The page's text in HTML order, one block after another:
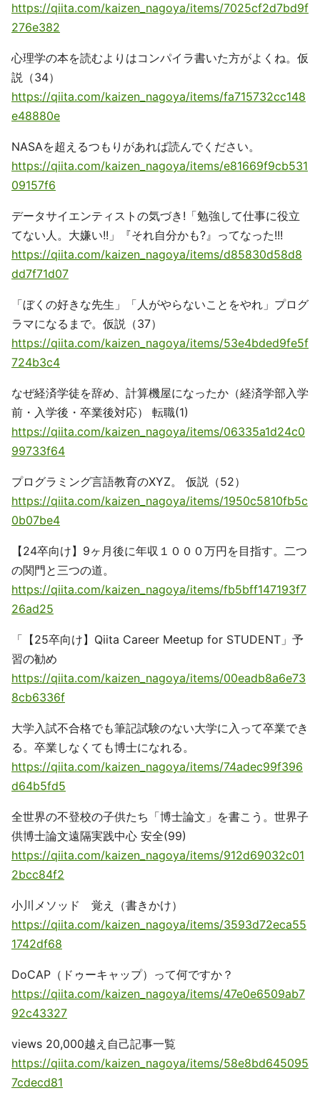
https://qiita.com/kaizen_nagoya/items/7025cf2d7bd9f
276e382
心理学の本を読むよりはコンパイラ書いた方がよくね。仮
説（34）
https://qiita.com/kaizen_nagoya/items/fa715732cc148
e48880e
NASAを超えるつもりがあれば読んでください。
https://qiita.com/kaizen_nagoya/items/e81669f9cb531
09157f6
データサイエンティストの気づき!「勉強して仕事に役立
てない人。大嫌い!!」『それ自分かも?』ってなった!!!
https://qiita.com/kaizen_nagoya/items/d85830d58d8
dd7f71d07
「ぼくの好きな先生」「人がやらないことをやれ」プログ
ラマになるまで。仮説（37）
https://qiita.com/kaizen_nagoya/items/53e4bded9fe5f
724b3c4
なぜ経済学徒を辞め、計算機屋になったか（経済学部入学
前・入学後・卒業後対応） 転職(1)
https://qiita.com/kaizen_nagoya/items/06335a1d24c0
99733f64
プログラミング言語教育のXYZ。 仮説（52）
https://qiita.com/kaizen_nagoya/items/1950c5810fb5c
0b07be4
【24卒向け】9ヶ月後に年収１０００万円を目指す。二つ
の関門と三つの道。
https://qiita.com/kaizen_nagoya/items/fb5bff147193f7
26ad25
「【25卒向け】Qiita Career Meetup for STUDENT」予
習の勧め
https://qiita.com/kaizen_nagoya/items/00eadb8a6e73
8cb6336f
大学入試不合格でも筆記試験のない大学に入って卒業でき
る。卒業しなくても博士になれる。
https://qiita.com/kaizen_nagoya/items/74adec99f396
d64b5fd5
全世界の不登校の子供たち「博士論文」を書こう。世界子
供博士論文遠隔実践中心 安全(99)
https://qiita.com/kaizen_nagoya/items/912d69032c01
2bcc84f2
小川メソッド 覚え（書きかけ）
https://qiita.com/kaizen_nagoya/items/3593d72eca55
1742df68
DoCAP（ドゥーキャップ）って何ですか？
https://qiita.com/kaizen_nagoya/items/47e0e6509ab7
92c43327
views 20,000越え自己記事一覧
https://qiita.com/kaizen_nagoya/items/58e8bd645095
7cdecd81